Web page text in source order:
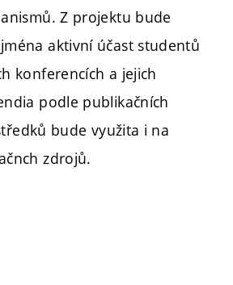
Z projektu bude
aktivní účast studentů
konferencích a jejich
podle publikačních
bude využita i na
zdrojů.